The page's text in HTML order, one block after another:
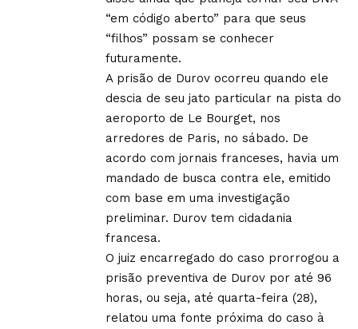
“em código aberto” para que seus
“filhos” possam se conhecer
futuramente.
A prisão de Durov ocorreu quando ele
descia de seu jato particular na pista do
aeroporto de Le Bourget, nos
arredores de Paris, no sábado. De
acordo com jornais franceses, havia um
mandado de busca contra ele, emitido
com base em uma investigação
preliminar. Durov tem cidadania
francesa.
O juiz encarregado do caso prorrogou a
prisão preventiva de Durov por até 96
horas, ou seja, até quarta-feira (28),
relatou uma fonte próxima do caso à